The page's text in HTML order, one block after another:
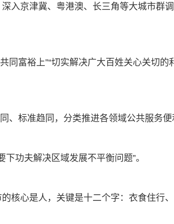
入京津冀、粤港澳、长三角等大城市群
同富裕上”“切实解决广大百姓关心关切
标准趋同，分类推进各领域公共服务便
功夫解决区域发展不平衡问题”。
核心是人，关键是十二个字：衣食住行